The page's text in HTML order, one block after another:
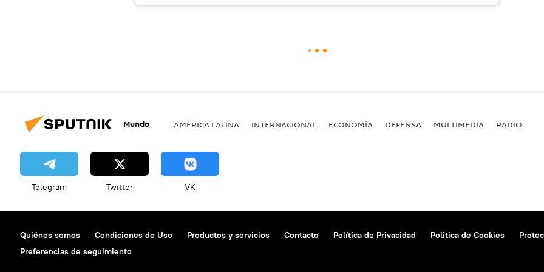
Mundo AMÉRICA LATINA INTERNACIONAL ECONOMÍA DEFENSA MULTIMEDIA RADIO
Telegram Twitter VK
Quiénes somos Condiciones de Uso Productos y servicios Contacto Política de Privacidad Politica de Cookies
Preferencias de seguimiento